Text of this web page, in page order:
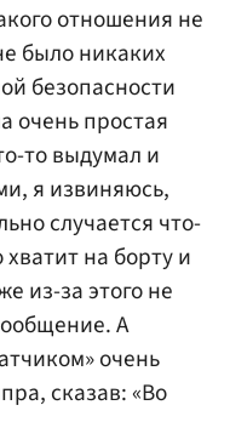
отношения не
было никаких
безопасности
очень простая
то выдумал и
я извиняюсь,
случается что-
на борту и
из-за этого не
А
очень
сказав: «Во